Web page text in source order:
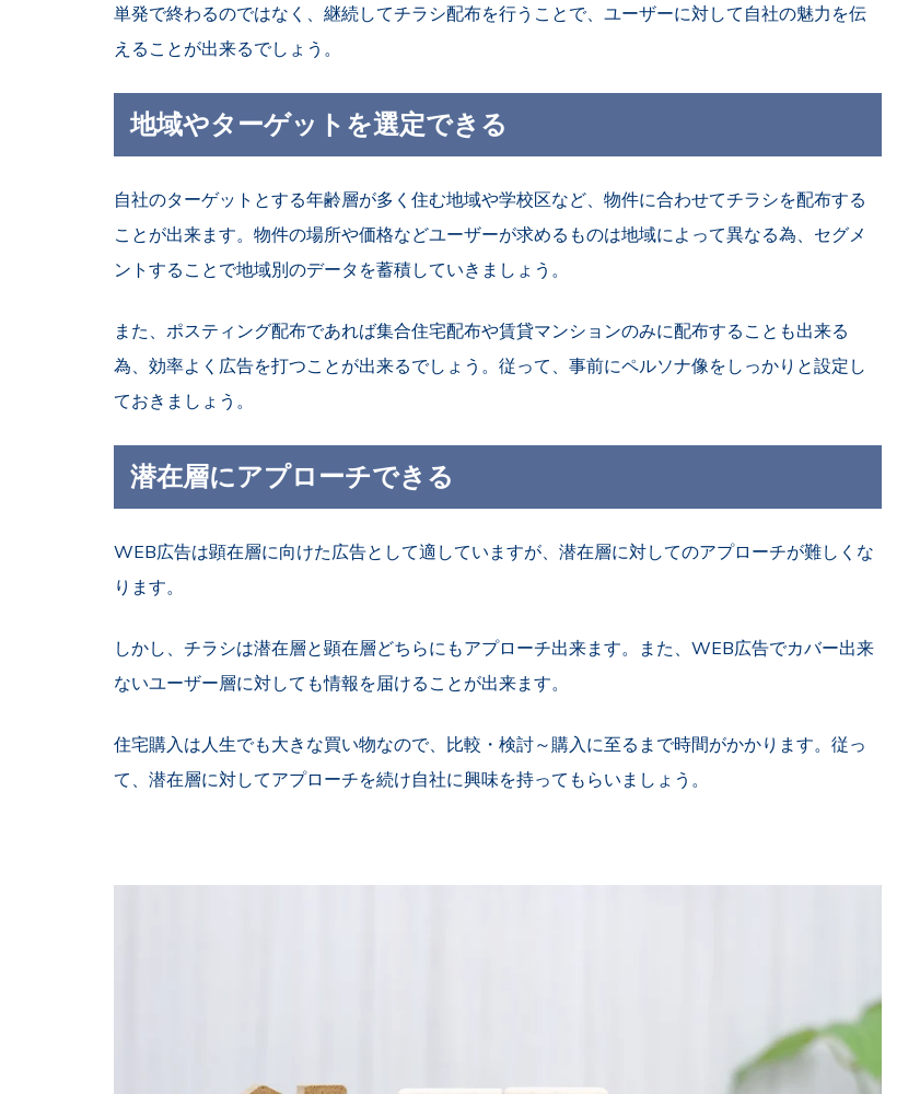
単発で終わるのではなく、継続してチラシ配布を行うことで、ユーザーに対して自社の魅力を伝
えることが出来るでしょう。
地域やターゲットを選定できる
自社のターゲットとする年齢層が多く住む地域や学校区など、物件に合わせてチラシを配布する
ことが出来ます。物件の場所や価格などユーザーが求めるものは地域によって異なる為、セグメ
ントすることで地域別のデータを蓄積していきましょう。
また、ポスティング配布であれば集合住宅配布や賃貸マンションのみに配布することも出来る
為、効率よく広告を打つことが出来るでしょう。従って、事前にペルソナ像をしっかりと設定し
ておきましょう。
潜在層にアプローチできる
WEB広告は顕在層に向けた広告として適していますが、潜在層に対してのアプローチが難しくな
ります。
しかし、チラシは潜在層と顕在層どちらにもアプローチ出来ます。また、 WEB広告でカバー出来
ないユーザー層に対しても情報を届けることが出来ます。
住宅購入は人生でも大きな買い物なので、比較・検討～購入に至るまで時間がかかります。従っ
て、潜在層に対してアプローチを続け自社に興味を持ってもらいましょう。